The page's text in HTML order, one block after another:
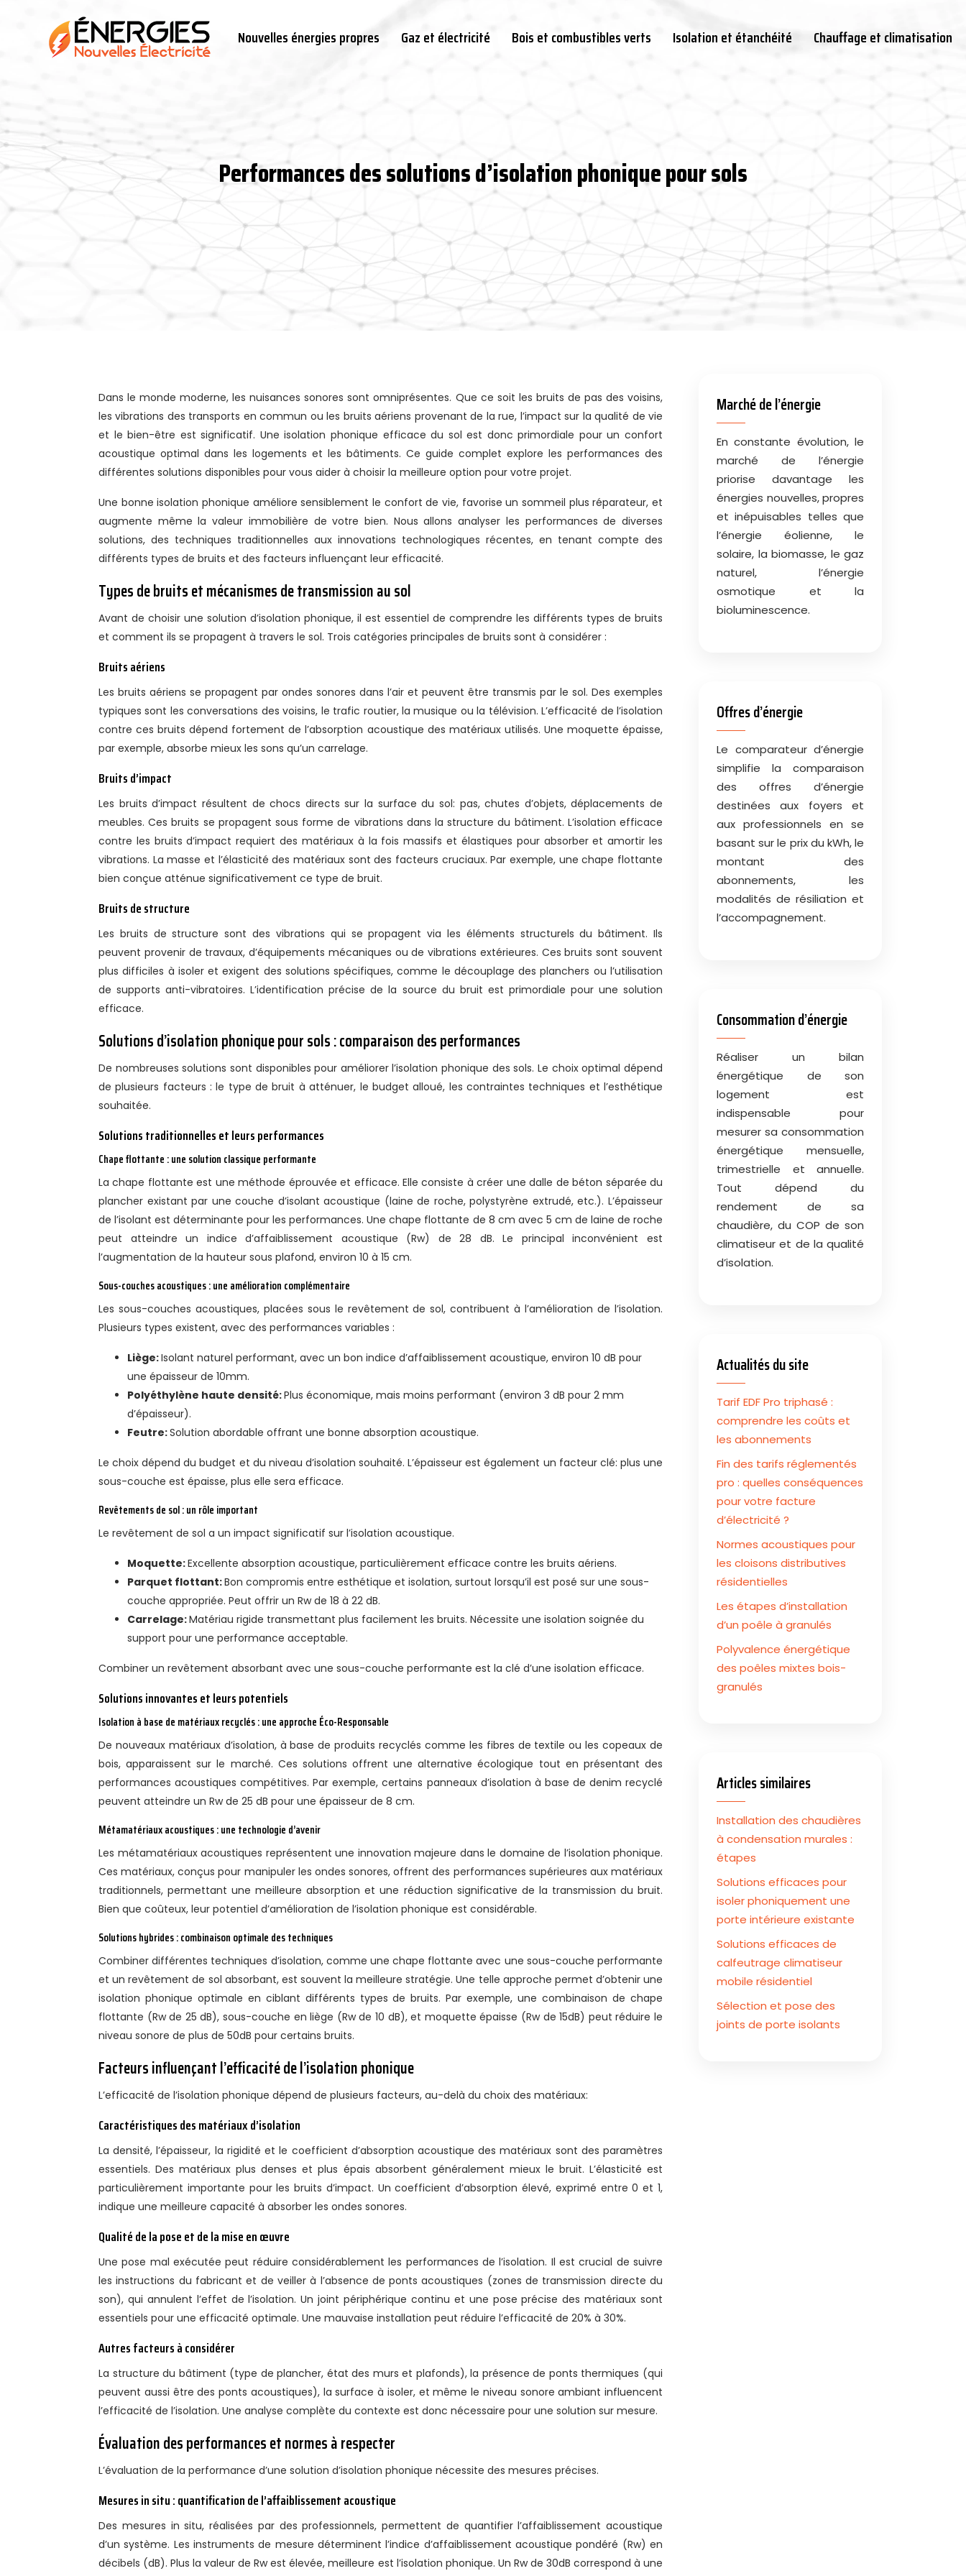
Nouvelles énergies propres Gaz et électricité Bois et combustibles verts Isolation et étanchéité Chauffage et climatisation
Performances des solutions d’isolation phonique pour sols
Dans le monde moderne, les nuisances sonores sont omniprésentes. Que ce soit les bruits de pas des voisins,
les vibrations des transports en commun ou les bruits aériens provenant de la rue, l’impact sur la qualité de vie
et le bien-être est significatif. Une isolation phonique efficace du sol est donc primordiale pour un confort
acoustique optimal dans les logements et les bâtiments. Ce guide complet explore les performances des
différentes solutions disponibles pour vous aider à choisir la meilleure option pour votre projet.
Une bonne isolation phonique améliore sensiblement le confort de vie, favorise un sommeil plus réparateur, et
augmente même la valeur immobilière de votre bien. Nous allons analyser les performances de diverses
solutions, des techniques traditionnelles aux innovations technologiques récentes, en tenant compte des
différents types de bruits et des facteurs influençant leur efficacité.
Types de bruits et mécanismes de transmission au sol
Avant de choisir une solution d’isolation phonique, il est essentiel de comprendre les différents types de bruits
et comment ils se propagent à travers le sol. Trois catégories principales de bruits sont à considérer :
Bruits aériens
Les bruits aériens se propagent par ondes sonores dans l’air et peuvent être transmis par le sol. Des exemples
typiques sont les conversations des voisins, le trafic routier, la musique ou la télévision. L’efficacité de l’isolation
contre ces bruits dépend fortement de l’absorption acoustique des matériaux utilisés. Une moquette épaisse,
par exemple, absorbe mieux les sons qu’un carrelage.
Bruits d’impact
Les bruits d’impact résultent de chocs directs sur la surface du sol: pas, chutes d’objets, déplacements de
meubles. Ces bruits se propagent sous forme de vibrations dans la structure du bâtiment. L’isolation efficace
contre les bruits d’impact requiert des matériaux à la fois massifs et élastiques pour absorber et amortir les
vibrations. La masse et l’élasticité des matériaux sont des facteurs cruciaux. Par exemple, une chape flottante
bien conçue atténue significativement ce type de bruit.
Bruits de structure
Les bruits de structure sont des vibrations qui se propagent via les éléments structurels du bâtiment. Ils
peuvent provenir de travaux, d’équipements mécaniques ou de vibrations extérieures. Ces bruits sont souvent
plus difficiles à isoler et exigent des solutions spécifiques, comme le découplage des planchers ou l’utilisation
de supports anti-vibratoires. L’identification précise de la source du bruit est primordiale pour une solution
efficace.
Solutions d’isolation phonique pour sols : comparaison des performances
De nombreuses solutions sont disponibles pour améliorer l’isolation phonique des sols. Le choix optimal dépend
de plusieurs facteurs : le type de bruit à atténuer, le budget alloué, les contraintes techniques et l’esthétique
souhaitée.
Solutions traditionnelles et leurs performances
Chape flottante : une solution classique performante
La chape flottante est une méthode éprouvée et efficace. Elle consiste à créer une dalle de béton séparée du
plancher existant par une couche d’isolant acoustique (laine de roche, polystyrène extrudé, etc.). L’épaisseur
de l’isolant est déterminante pour les performances. Une chape flottante de 8 cm avec 5 cm de laine de roche
peut atteindre un indice d’affaiblissement acoustique (Rw) de 28 dB. Le principal inconvénient est
l’augmentation de la hauteur sous plafond, environ 10 à 15 cm.
Sous-couches acoustiques : une amélioration complémentaire
Les sous-couches acoustiques, placées sous le revêtement de sol, contribuent à l’amélioration de l’isolation.
Plusieurs types existent, avec des performances variables :
Liège:Isolant naturel performant, avec un bon indice d’affaiblissement acoustique, environ 10 dB pour
une épaisseur de 10mm.
Polyéthylène haute densité:Plus économique, mais moins performant (environ 3 dB pour 2 mm
d’épaisseur).
Feutre:Solution abordable offrant une bonne absorption acoustique.
Le choix dépend du budget et du niveau d’isolation souhaité. L’épaisseur est également un facteur clé: plus une
sous-couche est épaisse, plus elle sera efficace.
Revêtements de sol : un rôle important
Le revêtement de sol a un impact significatif sur l’isolation acoustique.
Moquette:Excellente absorption acoustique, particulièrement efficace contre les bruits aériens.
Parquet flottant:Bon compromis entre esthétique et isolation, surtout lorsqu’il est posé sur une sous-
couche appropriée. Peut offrir un Rw de 18 à 22 dB.
Carrelage:Matériau rigide transmettant plus facilement les bruits. Nécessite une isolation soignée du
support pour une performance acceptable.
Combiner un revêtement absorbant avec une sous-couche performante est la clé d’une isolation efficace.
Solutions innovantes et leurs potentiels
Isolation à base de matériaux recyclés : une approche Éco-Responsable
De nouveaux matériaux d’isolation, à base de produits recyclés comme les fibres de textile ou les copeaux de
bois, apparaissent sur le marché. Ces solutions offrent une alternative écologique tout en présentant des
performances acoustiques compétitives. Par exemple, certains panneaux d’isolation à base de denim recyclé
peuvent atteindre un Rw de 25 dB pour une épaisseur de 8 cm.
Métamatériaux acoustiques : une technologie d’avenir
Les métamatériaux acoustiques représentent une innovation majeure dans le domaine de l’isolation phonique.
Ces matériaux, conçus pour manipuler les ondes sonores, offrent des performances supérieures aux matériaux
traditionnels, permettant une meilleure absorption et une réduction significative de la transmission du bruit.
Bien que coûteux, leur potentiel d’amélioration de l’isolation phonique est considérable.
Solutions hybrides : combinaison optimale des techniques
Combiner différentes techniques d’isolation, comme une chape flottante avec une sous-couche performante
et un revêtement de sol absorbant, est souvent la meilleure stratégie. Une telle approche permet d’obtenir une
isolation phonique optimale en ciblant différents types de bruits. Par exemple, une combinaison de chape
flottante (Rw de 25 dB), sous-couche en liège (Rw de 10 dB), et moquette épaisse (Rw de 15dB) peut réduire le
niveau sonore de plus de 50dB pour certains bruits.
Facteurs influençant l’efficacité de l’isolation phonique
L’efficacité de l’isolation phonique dépend de plusieurs facteurs, au-delà du choix des matériaux:
Caractéristiques des matériaux d’isolation
La densité, l’épaisseur, la rigidité et le coefficient d’absorption acoustique des matériaux sont des paramètres
essentiels. Des matériaux plus denses et plus épais absorbent généralement mieux le bruit. L’élasticité est
particulièrement importante pour les bruits d’impact. Un coefficient d’absorption élevé, exprimé entre 0 et 1,
indique une meilleure capacité à absorber les ondes sonores.
Qualité de la pose et de la mise en œuvre
Une pose mal exécutée peut réduire considérablement les performances de l’isolation. Il est crucial de suivre
les instructions du fabricant et de veiller à l’absence de ponts acoustiques (zones de transmission directe du
son), qui annulent l’effet de l’isolation. Un joint périphérique continu et une pose précise des matériaux sont
essentiels pour une efficacité optimale. Une mauvaise installation peut réduire l’efficacité de 20% à 30%.
Autres facteurs à considérer
La structure du bâtiment (type de plancher, état des murs et plafonds), la présence de ponts thermiques (qui
peuvent aussi être des ponts acoustiques), la surface à isoler, et même le niveau sonore ambiant influencent
l’efficacité de l’isolation. Une analyse complète du contexte est donc nécessaire pour une solution sur mesure.
Évaluation des performances et normes à respecter
L’évaluation de la performance d’une solution d’isolation phonique nécessite des mesures précises.
Mesures in situ : quantification de l’affaiblissement acoustique
Des mesures in situ, réalisées par des professionnels, permettent de quantifier l’affaiblissement acoustique
d’un système. Les instruments de mesure déterminent l’indice d’affaiblissement acoustique pondéré (Rw) en
décibels (dB). Plus la valeur de Rw est élevée, meilleure est l’isolation phonique. Un Rw de 30dB correspond à une
Marché de l’énergie
En constante évolution, le
marché de l’énergie
priorise davantage les
énergies nouvelles, propres
et inépuisables telles que
l’énergie éolienne, le
solaire, la biomasse, le gaz
naturel, l’énergie
osmotique et la
bioluminescence.
Offres d’énergie
Le comparateur d’énergie
simplifie la comparaison
des offres d’énergie
destinées aux foyers et
aux professionnels en se
basant sur le prix du kWh, le
montant des
abonnements, les
modalités de résiliation et
l’accompagnement.
Consommation d’énergie
Réaliser un bilan
énergétique de son
logement est
indispensable pour
mesurer sa consommation
énergétique mensuelle,
trimestrielle et annuelle.
Tout dépend du
rendement de sa
chaudière, du COP de son
climatiseur et de la qualité
d’isolation.
Actualités du site
Tarif EDF Pro triphasé :
comprendre les coûts et
les abonnements
Fin des tarifs réglementés
pro : quelles conséquences
pour votre facture
d’électricité ?
Normes acoustiques pour
les cloisons distributives
résidentielles
Les étapes d’installation
d’un poêle à granulés
Polyvalence énergétique
des poêles mixtes bois-
granulés
Articles similaires
Installation des chaudières
à condensation murales :
étapes
Solutions efficaces pour
isoler phoniquement une
porte intérieure existante
Solutions efficaces de
calfeutrage climatiseur
mobile résidentiel
Sélection et pose des
joints de porte isolants